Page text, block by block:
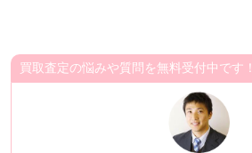
買取査定の悩みや質問を無料受付中です！